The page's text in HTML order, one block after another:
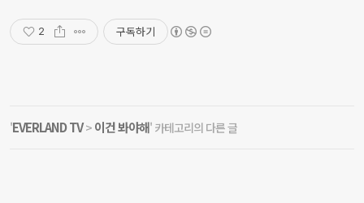
2 구독하기
'EVERLAND TV> 이건 봐야해' 카테고리의 다른 글